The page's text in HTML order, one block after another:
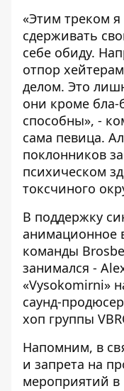
«Этим треком
сдерживать
себе обиду.
отпор
делом. Это
они кроме бла-
способны», -
сама певица.
поклонников
психическом
токсчиного
В поддержку
анимационное
команды
занимался -
«Vysokomirni»
саунд-
хоп группы
Напомним, в
и запрета на
мероприятий в